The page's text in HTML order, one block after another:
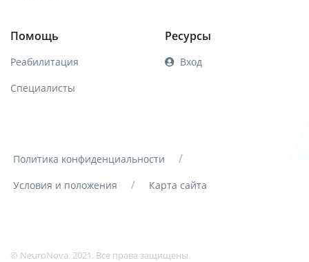
Помощь
Реабилитация
Специалисты
Ресурсы
Вход
Политика конфиденциальности /
Условия и положения / Карта сайта
© NeuroNova. 2021. Все права защищены.